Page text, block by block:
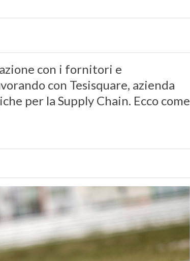
con i fornitori e
con Tesisquare, azienda
per la Supply Chain. Ecco come